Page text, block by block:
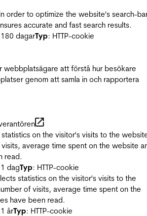
order to optimize the website's search-
accurate and fast search results.
dagarTyp: HTTP-cookie
webbplatsägare att förstå hur besökare
genom att samla in och rapportera
on the visitor's visits to the
average time spent on the website
read.
dagTyp: HTTP-cookie
statistics on the visitor's visits to the
of visits, average time spent on the
have been read.
årTyp: HTTP-cookie